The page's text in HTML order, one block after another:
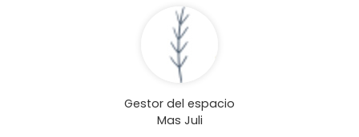
Gestor del espacio
Mas Juli